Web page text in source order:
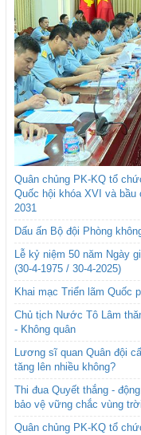
Quân chủng PK-KQ tổ
Quốc hội khóa XVI và
2031
Dấu ấn Bộ đội Phòng
Lễ kỷ niệm 50 năm Ngày
(30-4-1975 / 30-4-2025)
Khai mạc Triển lãm Quốc
Chủ tịch Nước Tô Lâm
- Không quân
Lương sĩ quan Quân đội
tăng lên nhiều không?
Thi đua Quyết thắng -
bảo vệ vững chắc vùng
Quân chủng PK-KQ tổ